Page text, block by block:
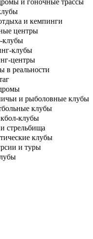
и гоночные трассы
и кемпинги
центры
клубы
клубы
центры
в реальности
и рыболовные клубы
клубы
клубы
стрельбища
клубы
и туры